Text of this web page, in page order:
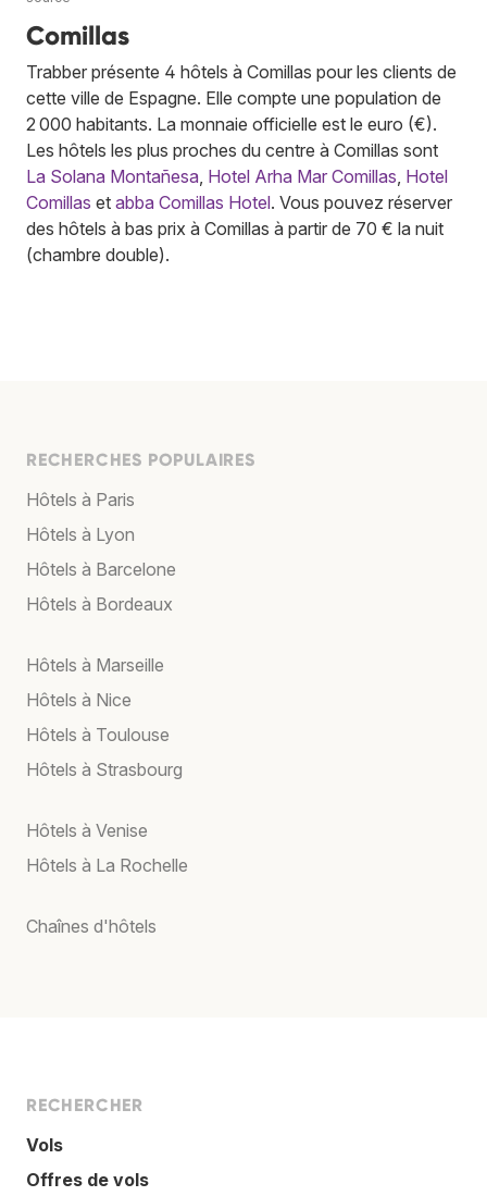
Comillas
Trabber présente 4 hôtels à Comillas pour les clients de
cette ville de Espagne. Elle compte une population de
2 000 habitants. La monnaie officielle est le euro (€).
Les hôtels les plus proches du centre à Comillas sont
La Solana Montañesa, Hotel Arha Mar Comillas, Hotel
Comillas et abba Comillas Hotel. Vous pouvez réserver
des hôtels à bas prix à Comillas à partir de 70 € la nuit
(chambre double).
RECHERCHES POPULAIRES
Hôtels à Paris
Hôtels à Lyon
Hôtels à Barcelone
Hôtels à Bordeaux
Hôtels à Marseille
Hôtels à Nice
Hôtels à Toulouse
Hôtels à Strasbourg
Hôtels à Venise
Hôtels à La Rochelle
Chaînes d'hôtels
RECHERCHER
Vols
Offres de vols